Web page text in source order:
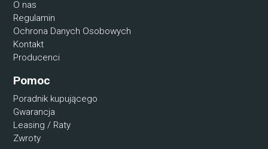
O nas
Regulamin
Ochrona Danych Osobowych
Kontakt
Producenci
Pomoc
Poradnik kupującego
Gwarancja
Leasing / Raty
Zwroty